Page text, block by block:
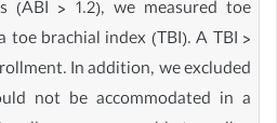
(ABI > 1.2), we measured toe
toe brachial index (TBI). A TBI >
In addition, we excluded
not be accommodated in a